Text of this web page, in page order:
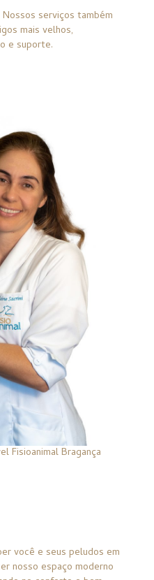
serviços também
mais velhos,
e suporte.
Fisioanimal Bragança
você e seus peludos em
nosso espaço moderno